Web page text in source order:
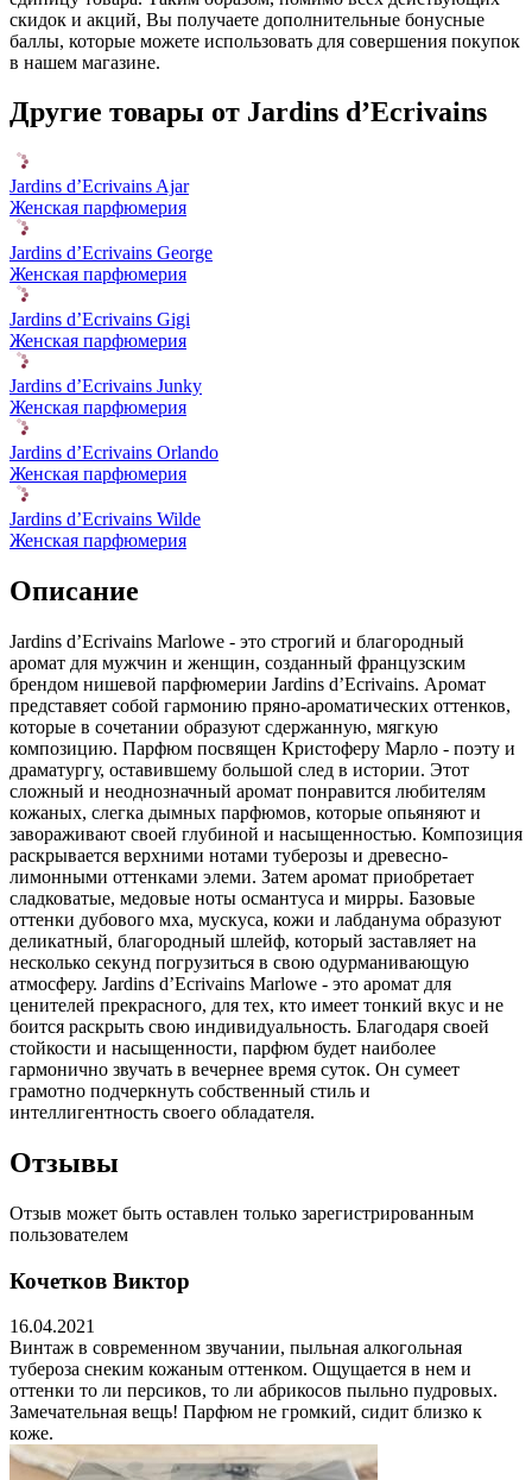
скидок и акций, Вы получаете дополнительные бонусные
баллы, которые можете использовать для совершения покупок
в нашем магазине.
Другие товары от Jardins d’Ecrivains
Jardins d’Ecrivains Ajar
Женская парфюмерия
Jardins d’Ecrivains George
Женская парфюмерия
Jardins d’Ecrivains Gigi
Женская парфюмерия
Jardins d’Ecrivains Junky
Женская парфюмерия
Jardins d’Ecrivains Orlando
Женская парфюмерия
Jardins d’Ecrivains Wilde
Женская парфюмерия
Описание
Jardins d’Ecrivains Marlowe - это строгий и благородный
аромат для мужчин и женщин, созданный французским
брендом нишевой парфюмерии Jardins d’Ecrivains. Аромат
представяет собой гармонию пряно-ароматических оттенков,
которые в сочетании образуют сдержанную, мягкую
композицию. Парфюм посвящен Кристоферу Марло - поэту и
драматургу, оставившему большой след в истории. Этот
сложный и неоднозначный аромат понравится любителям
кожаных, слегка дымных парфюмов, которые опьяняют и
завораживают своей глубиной и насыщенностью. Композиция
раскрывается верхними нотами туберозы и древесно-
лимонными оттенками элеми. Затем аромат приобретает
сладковатые, медовые ноты османтуса и мирры. Базовые
оттенки дубового мха, мускуса, кожи и лабданума образуют
деликатный, благородный шлейф, который заставляет на
несколько секунд погрузиться в свою одурманивающую
атмосферу. Jardins d’Ecrivains Marlowe - это аромат для
ценителей прекрасного, для тех, кто имеет тонкий вкус и не
боится раскрыть свою индивидуальность. Благодаря своей
стойкости и насыщенности, парфюм будет наиболее
гармонично звучать в вечернее время суток. Он сумеет
грамотно подчеркнуть собственный стиль и
интеллигентность своего обладателя.
Отзывы
Отзыв может быть оставлен только зарегистрированным
пользователем
Кочетков Виктор
16.04.2021
Винтаж в современном звучании, пыльная алкогольная
тубероза снеким кожаным оттенком. Ощущается в нем и
оттенки то ли персиков, то ли абрикосов пыльно пудровых.
Замечательная вещь! Парфюм не громкий, сидит близко к
коже.